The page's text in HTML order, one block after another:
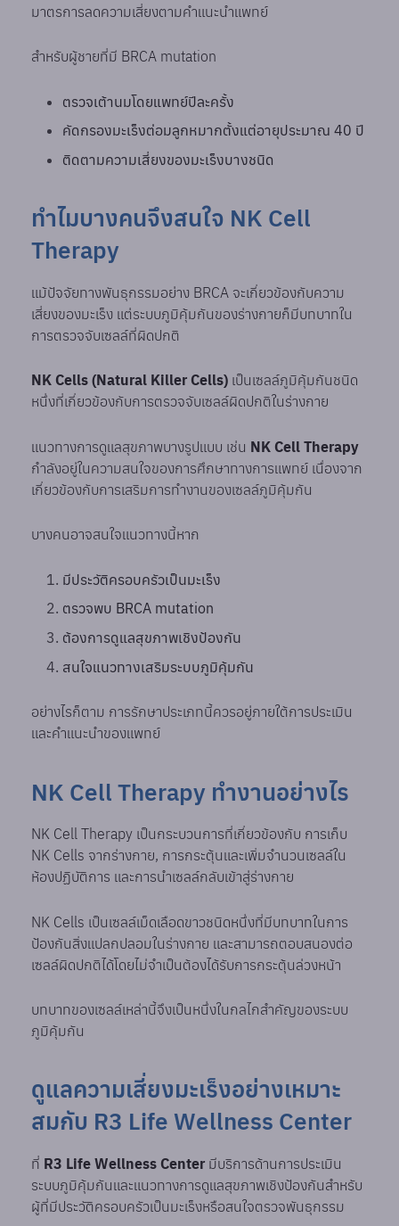
มาตรการลดความเสี่ยงตามคำแนะนำแพทย์
สำหรับผู้ชายที่มี BRCA mutation
ตรวจเต้านมโดยแพทย์ปีละครั้ง
คัดกรองมะเร็งต่อมลูกหมากตั้งแต่อายุประมาณ 40 ปี
ติดตามความเสี่ยงของมะเร็งบางชนิด
ทำไมบางคนจึงสนใจ NK Cell
Therapy
แม้ปัจจัยทางพันธุกรรมอย่าง BRCA จะเกี่ยวข้องกับความ
เสี่ยงของมะเร็ง แต่ระบบภูมิคุ้มกันของร่างกายก็มีบทบาทใน
การตรวจจับเซลล์ที่ผิดปกติ
NK Cells (Natural Killer Cells) เป็นเซลล์ภูมิคุ้มกันชนิด
หนึ่งที่เกี่ยวข้องกับการตรวจจับเซลล์ผิดปกติในร่างกาย
แนวทางการดูแลสุขภาพบางรูปแบบ เช่น NK Cell Therapy
กำลังอยู่ในความสนใจของการศึกษาทางการแพทย์ เนื่องจาก
เกี่ยวข้องกับการเสริมการทำงานของเซลล์ภูมิคุ้มกัน
บางคนอาจสนใจแนวทางนี้หาก
มีประวัติครอบครัวเป็นมะเร็ง
ตรวจพบ BRCA mutation
ต้องการดูแลสุขภาพเชิงป้องกัน
สนใจแนวทางเสริมระบบภูมิคุ้มกัน
อย่างไรก็ตาม การรักษาประเภทนี้ควรอยู่ภายใต้การประเมิน
และคำแนะนำของแพทย์
NK Cell Therapy ทำงานอย่างไร
NK Cell Therapy เป็นกระบวนการที่เกี่ยวข้องกับ การเก็บ
NK Cells จากร่างกาย, การกระตุ้นและเพิ่มจำนวนเซลล์ใน
ห้องปฏิบัติการ และการนำเซลล์กลับเข้าสู่ร่างกาย
NK Cells เป็นเซลล์เม็ดเลือดขาวชนิดหนึ่งที่มีบทบาทในการ
ป้องกันสิ่งแปลกปลอมในร่างกาย และสามารถตอบสนองต่อ
เซลล์ผิดปกติได้โดยไม่จำเป็นต้องได้รับการกระตุ้นล่วงหน้า
บทบาทของเซลล์เหล่านี้จึงเป็นหนึ่งในกลไกสำคัญของระบบ
ภูมิคุ้มกัน
ดูแลความเสี่ยงมะเร็งอย่างเหมาะ
สมกับ R3 Life Wellness Center
ที่ R3 Life Wellness Center มีบริการด้านการประเมิน
ระบบภูมิคุ้มกันและแนวทางการดูแลสุขภาพเชิงป้องกันสำหรับ
ผู้ที่มีประวัติครอบครัวเป็นมะเร็งหรือสนใจตรวจพันธุกรรม